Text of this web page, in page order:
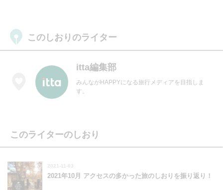
このしおりのライター
itta編集部
みんながHAPPYになる旅行メディアを目指しま
す。
このライターのしおり
2021-11-03
2021年10月 アクセスの多かった旅のしおりを振り返り！